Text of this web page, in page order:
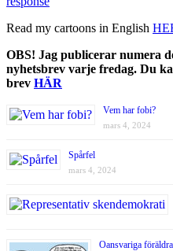
Read my cartoons in English
OBS! Jag publicerar numera
nyhetsbrev varje fredag. Du
brev HÄR
Vem har fobi?
mars 4, 2024
Spårfel
mars 4, 2024
Oansvariga